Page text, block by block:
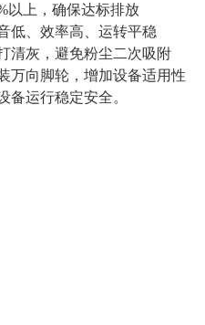
以上，确保达标排放
低、效率高、运转平稳
清灰，避免粉尘二次吸附
万向脚轮，增加设备适用性
备运行稳定安全。